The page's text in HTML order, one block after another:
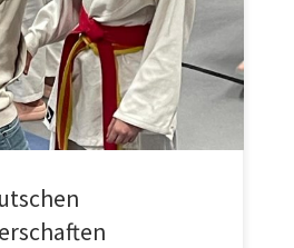
den Rheinland
Siershahn war die Spannung groß.
Hanrath als Doppelstarter in der U18
in beiden Altersklassen, die er
für […]